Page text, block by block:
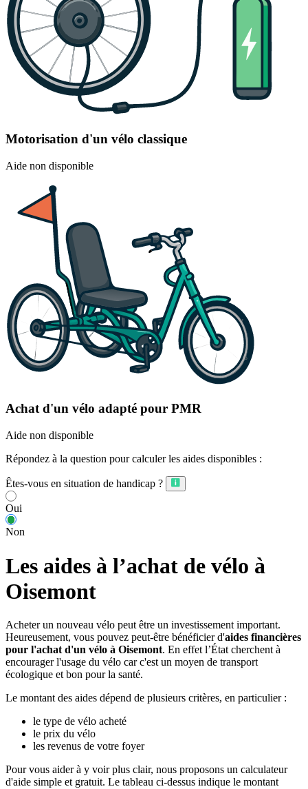
Motorisation d'un vélo classique
Aide non disponible
Achat d'un vélo adapté pour PMR
Aide non disponible
Répondez à la question pour calculer les aides disponibles :
Êtes-vous en situation de handicap ?
Oui
Non
Les aides à l’achat de vélo à
Oisemont
Acheter un nouveau vélo peut être un investissement important.
Heureusement, vous pouvez peut-être bénéficier d'aides financières
pour l'achat d'un vélo à Oisemont. En effet l’État cherchent à
encourager l'usage du vélo car c'est un moyen de transport
écologique et bon pour la santé.
Le montant des aides dépend de plusieurs critères, en particulier :
le type de vélo acheté
le prix du vélo
les revenus de votre foyer
Pour vous aider à y voir plus clair, nous proposons un calculateur
d'aide simple et gratuit. Le tableau ci-dessus indique le montant